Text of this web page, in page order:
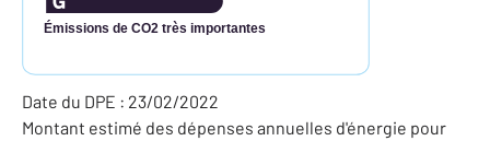
Émissions de CO2 très importantes
Date du DPE : 23/02/2022
Montant estimé des dépenses annuelles d'énergie pour